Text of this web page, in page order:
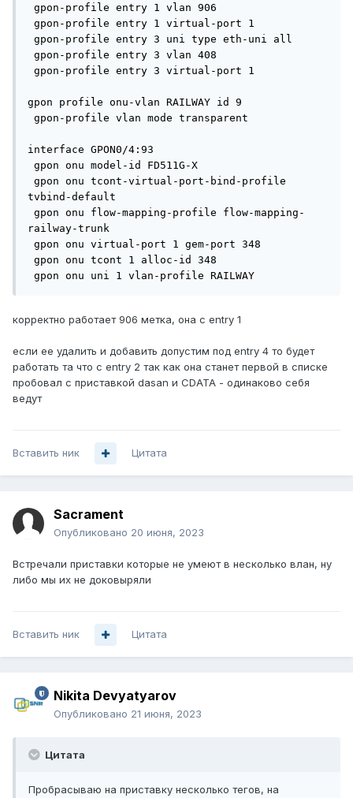
gpon profile onu-vlan RAILWAY id 9
interface GPON0/4:93
tvbind-default
railway-trunk
gpon onu uni 1 vlan-profile RAILWAY
корректно работает 906 метка, она с entry 1
если ее удалить и добавить допустим под entry 4 то будет
работать та что с entry 2 так как она станет первой в списке
пробовал с приставкой dasan и CDATA - одинаково себя
ведут
Вставить ник Цитата
Sacrament
Опубликовано 20 июня, 2023
Встречали приставки которые не умеют в несколько влан, ну
либо мы их не доковыряли
Вставить ник Цитата
Nikita Devyatyarov
Опубликовано 21 июня, 2023
Цитата
Пробрасываю на приставку несколько тегов, на